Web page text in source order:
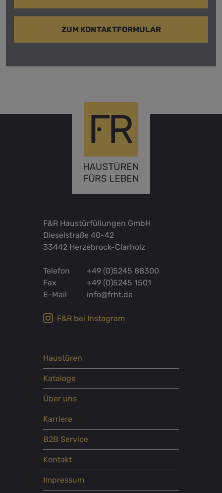
ZUM KONTAKTFORMULAR
F&R Haustürfüllungen GmbH
Dieselstraße 40-42
33442 Herzebrock-Clarholz
Telefon
+49 (0)5245 88300
Fax
+49 (0)5245 1501
E-Mail
info@frht.de
F&R bei Instagram
Haustüren
Kataloge
Über uns
Karriere
B2B Service
Kontakt
Impressum